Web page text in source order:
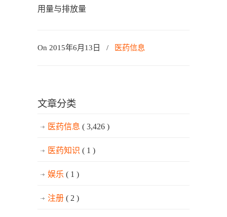
用量与排放量
On 2015年6月13日 / 医药信息
文章分类
医药信息 ( 3,426 )
医药知识 ( 1 )
娱乐 ( 1 )
注册 ( 2 )